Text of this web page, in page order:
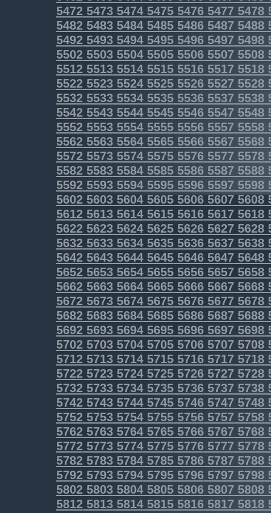
547254735474547554765477 5478
548254835484548554865487 5488
549254935494549554965497 5498
550255035504550555065507 5508
551255135514551555165517 5518
552255235524552555265527 5528
553255335534553555365537 5538
554255435544554555465547 5548
555255535554555555565557 5558
556255635564556555665567 5568
557255735574557555765577 5578
558255835584558555865587 5588
559255935594559555965597 5598
5602560356045605560656075608
5612561356145615561656175618
5622562356245625562656275628
5632563356345635563656375638
5642564356445645564656475648
5652565356545655565656575658
5662566356645665566656675668
5672567356745675567656775678
5682568356845685568656875688
5692569356945695569656975698
5702570357045705570657075708
5712571357145715571657175718
5722572357245725572657275728
5732573357345735573657375738
5742574357445745574657475748
5752575357545755575657575758
576257635764576557665767 5768
577257735774577557765777 5778
578257835784578557865787 5788
579257935794579557965797 5798
580258035804580558065807 5808
581258135814581558165817 5818